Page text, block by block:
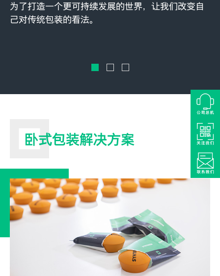
为了打造一个更可持续发展的世界，让我们改变自
己对传统包装的看法。
卧式包装解决方案